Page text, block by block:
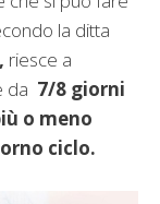
la ditta
riesce a
da 7/8 giorni
o meno
ciclo.